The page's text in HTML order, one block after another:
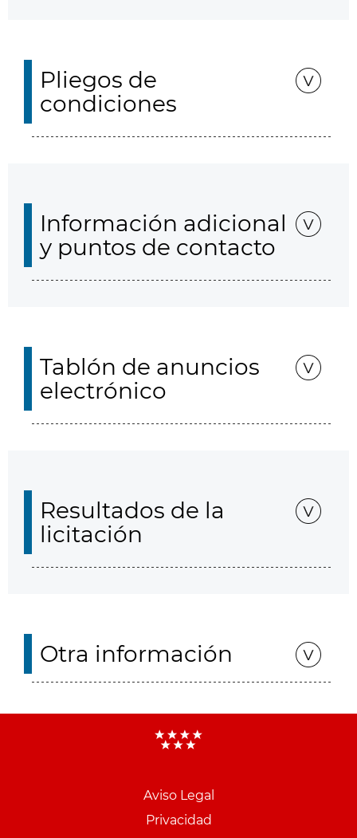
Pliegos de
condiciones
Información adicional
y puntos de contacto
Tablón de anuncios
electrónico
Resultados de la
licitación
Otra información
Aviso Legal
Privacidad